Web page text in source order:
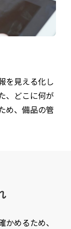
を見える化し
、どこに何が
め、備品の管
めるため、